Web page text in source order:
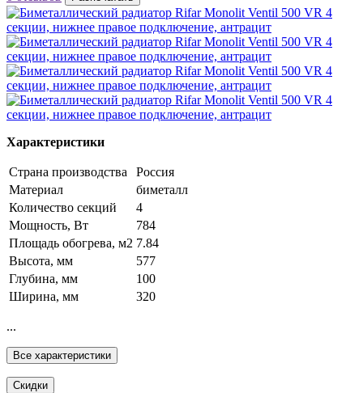
Характеристики
Страна производства
Россия
Материал
биметалл
Количество секций
4
Мощность, Вт
784
Площадь обогрева, м2 7.84
Высота, мм
577
Глубина, мм
100
Ширина, мм
320
...
Все характеристики
Скидки